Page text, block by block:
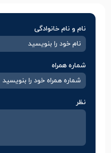
نام و نام خانوادگی
شماره همراه
نظر